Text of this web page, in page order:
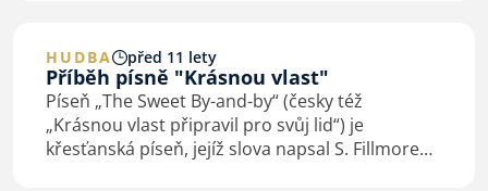
HUDBA před 11 lety
Příběh písně "Krásnou vlast"
Píseň „The Sweet By-and-by“ (česky též
„Krásnou vlast připravil pro svůj lid“) je
křesťanská píseň, jejíž slova napsal S. Fillmore